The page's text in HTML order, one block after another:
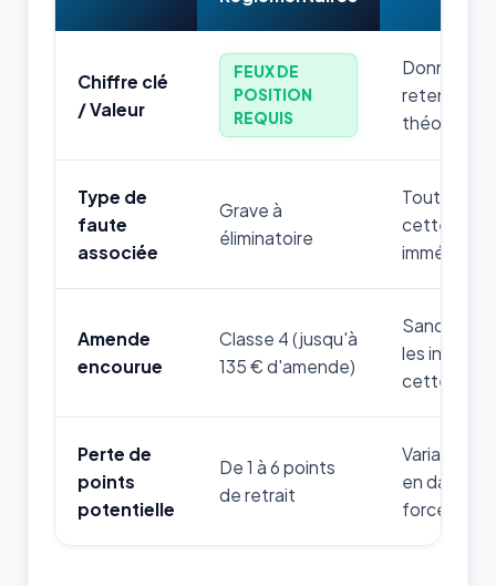
Chiffre clé
/ Valeur
FEUX DE
POSITION
REQUIS
Donnée
retenir par
théorique.
Type de
faute
associée
Grave à
éliminatoire
Toute
cette
Amende
encourue
Classe 4 (jusqu'à
135 € d'amende)
Sanction
les
cette
Perte de
points
potentielle
De 1 à 6 points
de retrait
Variable
en danger
forces de